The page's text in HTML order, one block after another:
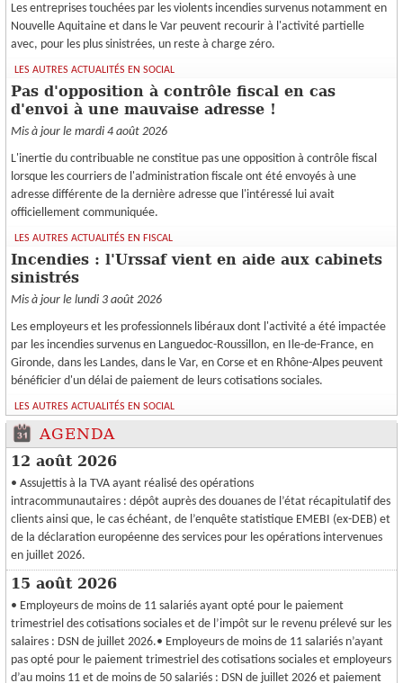
Les entreprises touchées par les violents incendies survenus notamment en
Nouvelle Aquitaine et dans le Var peuvent recourir à l'activité partielle
avec, pour les plus sinistrées, un reste à charge zéro.
LES AUTRES ACTUALITÉS EN SOCIAL
Pas d'opposition à contrôle fiscal en cas
d'envoi à une mauvaise adresse !
Mis à jour le mardi 4 août 2026
L'inertie du contribuable ne constitue pas une opposition à contrôle fiscal
lorsque les courriers de l'administration fiscale ont été envoyés à une
adresse différente de la dernière adresse que l'intéressé lui avait
officiellement communiquée.
LES AUTRES ACTUALITÉS EN FISCAL
Incendies : l'Urssaf vient en aide aux cabinets
sinistrés
Mis à jour le lundi 3 août 2026
Les employeurs et les professionnels libéraux dont l'activité a été impactée
par les incendies survenus en Languedoc-Roussillon, en Ile-de-France, en
Gironde, dans les Landes, dans le Var, en Corse et en Rhône-Alpes peuvent
bénéficier d'un délai de paiement de leurs cotisations sociales.
LES AUTRES ACTUALITÉS EN SOCIAL
AGENDA
12 août 2026
• Assujettis à la TVA ayant réalisé des opérations
intracommunautaires : dépôt auprès des douanes de l’état récapitulatif des
clients ainsi que, le cas échéant, de l’enquête statistique EMEBI (ex-DEB) et
de la déclaration européenne des services pour les opérations intervenues
en juillet 2026.
15 août 2026
• Employeurs de moins de 11 salariés ayant opté pour le paiement
trimestriel des cotisations sociales et de l’impôt sur le revenu prélevé sur les
salaires : DSN de juillet 2026.• Employeurs de moins de 11 salariés n’ayant
pas opté pour le paiement trimestriel des cotisations sociales et employeurs
d’au moins 11 et de moins de 50 salariés : DSN de juillet 2026 et paiement